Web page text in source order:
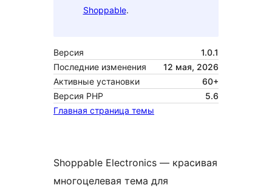
Shoppable.
Версия
1.0.1
Последние изменения
12 мая, 2026
Активные установки
60+
Версия PHP
5.6
Главная страница темы
Shoppable Electronics — красивая
многоцелевая тема для